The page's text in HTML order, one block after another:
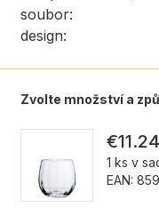
soubor:
design:
Zvolte množství a
€11.24
1 ks v
EAN: